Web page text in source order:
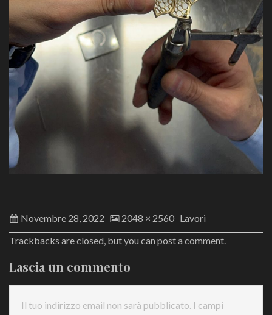
Novembre 28, 2022 2048 × 2560 Lavori
Trackbacks are closed, but you can post a comment.
Lascia un commento
Il tuo indirizzo email non sarà pubblicato. I campi